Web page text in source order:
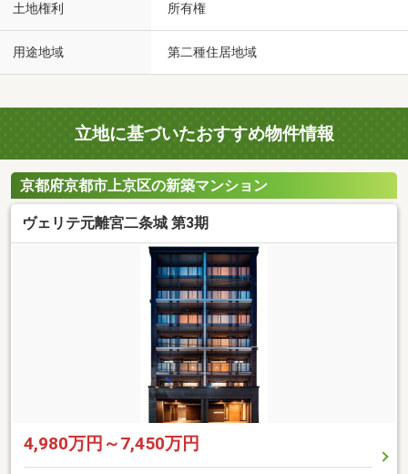
土地権利 所有権
用途地域 第二種住居地域
立地に基づいたおすすめ物件情報
京都府京都市上京区の新築マンション
ヴェリテ元離宮二条城 第3期
4,980万円～7,450万円